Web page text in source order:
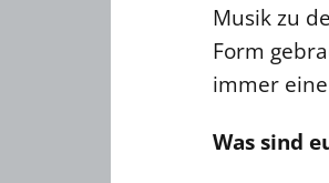
Musik zu
Form
immer
Was sind